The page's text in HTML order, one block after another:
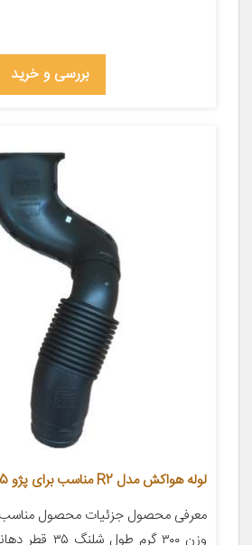
بررسی و خرید
لوله هواکش مدل R2 مناسب برای پژو 405 بسته 20 عددی